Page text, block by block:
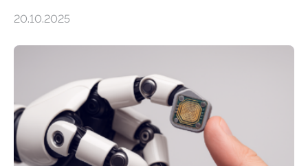
auf Personen ab, die bettlägerig sind oder in ihrer
Entwicklung der Sensorik und Datenübertragung. Die
HSHL verantwortet die wissenschaftliche Begleitung
sowie die KI-gestützte Datenauswertung. Das Ziel ist
die Entwicklung eines berührungslosen
Assistenzsystems, das den Zustand der Person
kontinuierlich erfasst, pflegende Personen unterstützt
20.10.2025